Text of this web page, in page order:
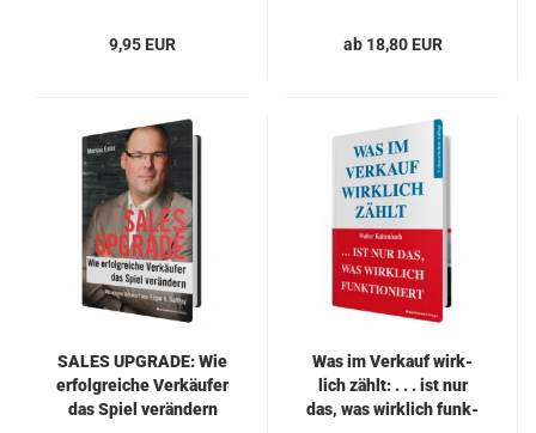
9,95 EUR ab 18,80 EUR
SALES UP­GRADE: Wie
er­folg­rei­che Ver­käu­fer
das Spiel ver­än­dern
Was im Ver­kauf wirk­
lich zählt: . . . ist nur
das, was wirk­lich funk­